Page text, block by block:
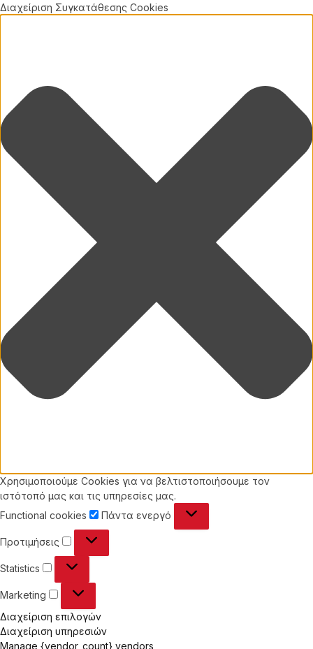
Διαχείριση Συγκατάθεσης Cookies
Χρησιμοποιούμε Cookies για να βελτιστοποιήσουμε τον
ιστότοπό μας και τις υπηρεσίες μας.
Functional cookies
Functional
Πάντα ενεργό
Προτιμήσεις Προτιμήσεις
Statistics Statistics
Marketing Marketing
Διαχείριση επιλογών
Διαχείριση υπηρεσιών
Manage {vendor_count} vendors